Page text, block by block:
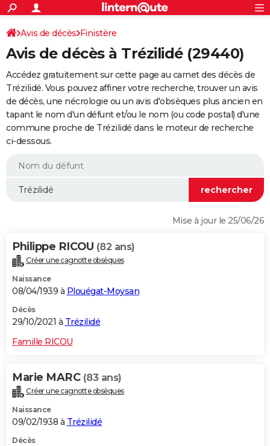
ACTUALITÉS
Politique
Société
Faits Divers
Education
Monde
Villes
+
SPORT
Coupe du monde 2026
Football
Tennis
Cyclisme
Rugby
Forum
Programme TV
TNT
Streaming
Cinéma
Sorties cinéma
Musique
+
FINANCE
Retraite
Epargne
Immobilier
Risques naturels par ville
Assurance
AUTO
Essais
Réserver un essai
Citadines
Berlines
SUV
Forum auto
+HIGH-TECH
BRICOLAGE
WEEK-END
Alimentation
Guide de la santé
Maladies
Médicaments
Sommeil
VOYAGE
Destinations
City break
Voyage nature
Voyage de noces
Forum
Climat
+PHOTO
GUIDES D'ACHAT
Carte de Noël
Carte Bonne année
Carte Saint-Valentin
Carte Pâques
Carte d'anniversaire
DICTIONNAIRE
Dictionnaire
Biographies
Citations
Expressions
Proverbes
PROGRAMME TV
Avis de décès Finistère
Avis de décès à Trézilidé (29440)
Accédez gratuitement sur cette page au carnet des décès de
Trézilidé. Vous pouvez affiner votre recherche, trouver un avis
de décès, une nécrologie ou un avis d'obsèques plus ancien en
tapant le nom d'un défunt et/ou le nom (ou code postal) d'une
commune proche de Trézilidé dans le moteur de recherche
ci-dessous.
Mise à jour le 25/06/26
Philippe RICOU (82 ans)
Créer une cagnotte obsèques
Naissance
08/04/1939 à Plouégat-Moysan
Décès
29/10/2021 à Trézilidé
Famille RICOU
Marie MARC (83 ans)
Créer une cagnotte obsèques
Naissance
09/02/1938 à Trézilidé
Décès